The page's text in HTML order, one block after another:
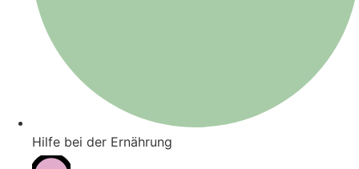
Hilfe bei der Ernährung